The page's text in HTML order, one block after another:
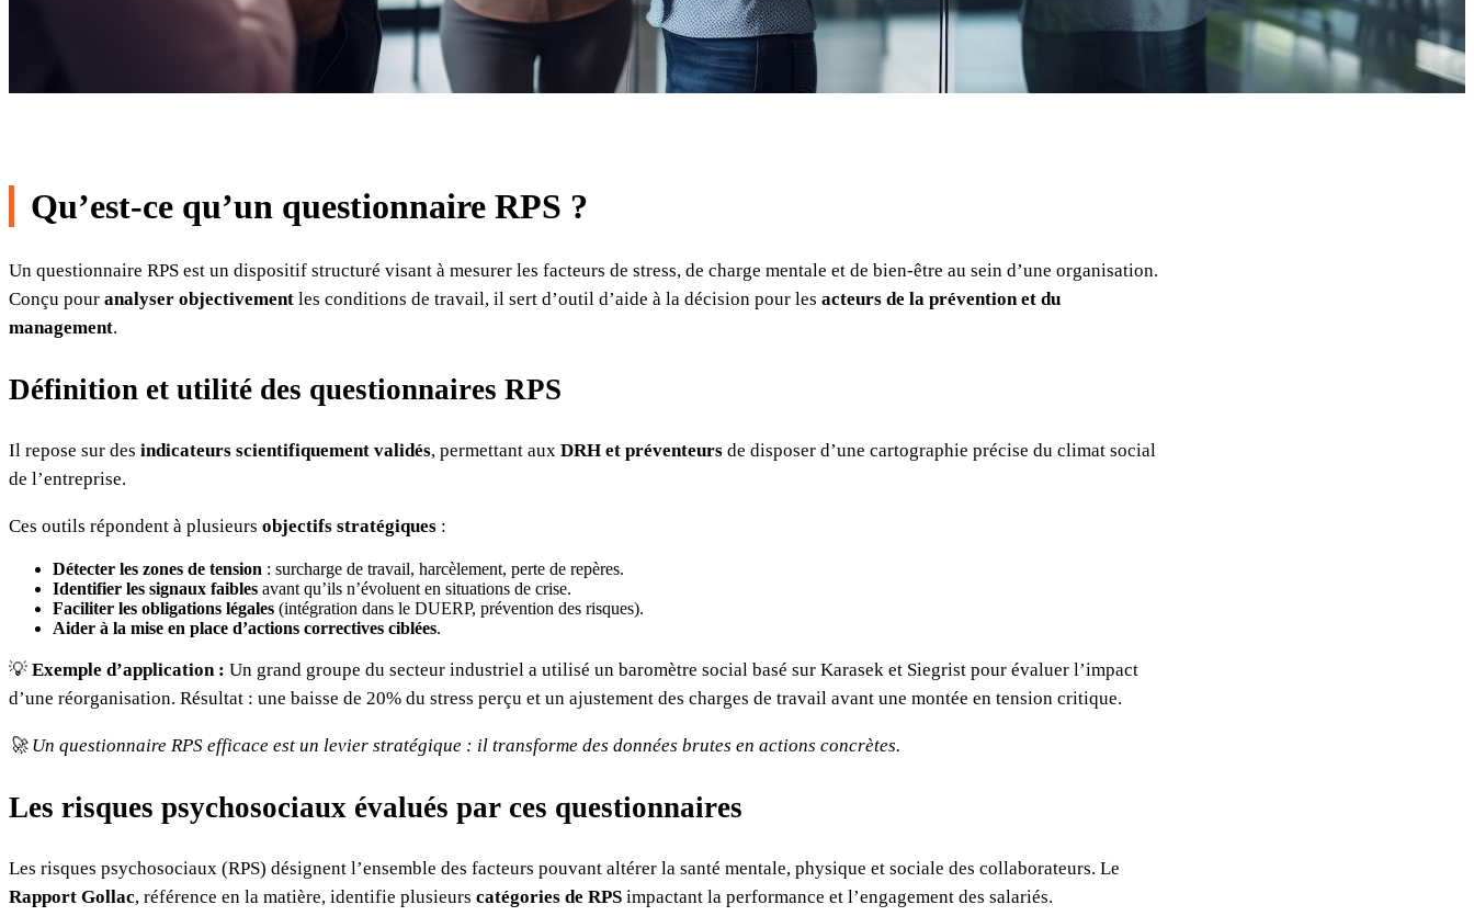
Qu’est-ce qu’un questionnaire RPS ?
Un questionnaire RPS est un dispositif structuré visant à mesurer les facteurs de stress, de charge mentale et de bien-être au sein d’une organisation.
Conçu pour analyser objectivement les conditions de travail, il sert d’outil d’aide à la décision pour les acteurs de la prévention et du
management.
Définition et utilité des questionnaires RPS
Il repose sur des indicateurs scientifiquement validés, permettant aux DRH et préventeurs de disposer d’une cartographie précise du climat social
de l’entreprise.
Ces outils répondent à plusieurs objectifs stratégiques :
Détecter les zones de tension : surcharge de travail, harcèlement, perte de repères.
Identifier les signaux faibles avant qu’ils n’évoluent en situations de crise.
Faciliter les obligations légales (intégration dans le DUERP, prévention des risques).
Aider à la mise en place d’actions correctives ciblées.
💡 Exemple d’application : Un grand groupe du secteur industriel a utilisé un baromètre social basé sur Karasek et Siegrist pour évaluer l’impact
d’une réorganisation. Résultat : une baisse de 20% du stress perçu et un ajustement des charges de travail avant une montée en tension critique.
🚀 Un questionnaire RPS efficace est un levier stratégique : il transforme des données brutes en actions concrètes.
Les risques psychosociaux évalués par ces questionnaires
Les risques psychosociaux (RPS) désignent l’ensemble des facteurs pouvant altérer la santé mentale, physique et sociale des collaborateurs. Le
Rapport Gollac, référence en la matière, identifie plusieurs catégories de RPS impactant la performance et l’engagement des salariés.